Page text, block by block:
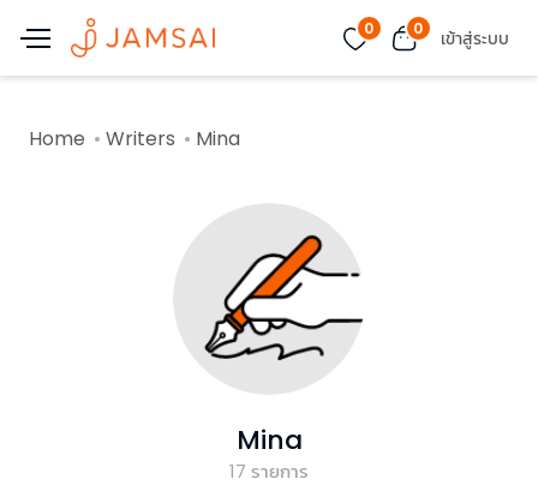
0 0 เข้าสู่ระบบ
Home Writers Mina
Mina
17 รายการ